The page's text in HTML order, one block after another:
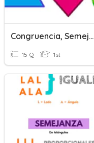
Congruencia, Semejanza Y Simetria
15 Q 1st